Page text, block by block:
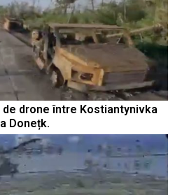
drone între Kostiantynivka
Donețk.